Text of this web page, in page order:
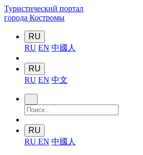
Туристический портал
города Костромы
RU
RU EN 中國人
RU
RU EN 中文
RU
RU EN 中國人